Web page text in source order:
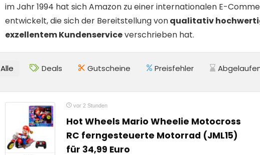
im Jahr 1994 hat sich Amazon zu einer internationalen E-
entwickelt, die sich der Bereitstellung vonqualitativ
exzellentem Kundenserviceverschrieben hat.
Alle Deals Gutscheine Preisfehler
vor 2 Stunden
Hot Wheels Mario Wheelie Motocross
RC ferngesteuerte Motorrad (JML15)
für 34,99 Euro